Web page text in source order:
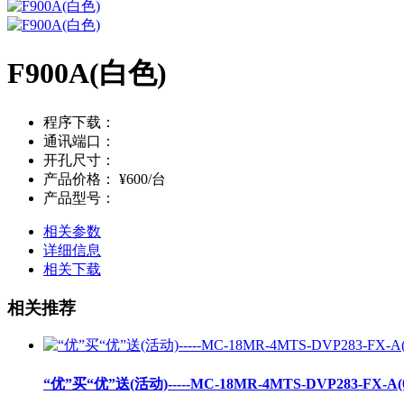
F900A(白色)
程序下载：
通讯端口：
开孔尺寸：
产品价格：
¥600/台
产品型号：
相关参数
详细信息
相关下载
相关推荐
“优”买“优”送(活动)-----MC-18MR-4MTS-DVP283-FX-